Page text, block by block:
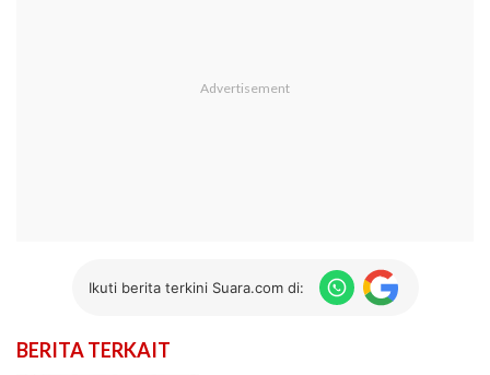
Ikuti berita terkini Suara.com di:
BERITA TERKAIT